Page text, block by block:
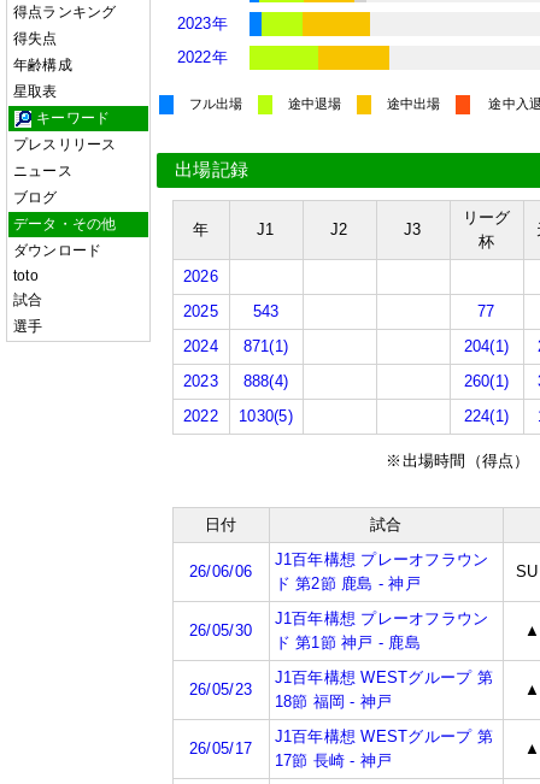
得点ランキング
得失点
年齢構成
星取表
キーワード
プレスリリース
ニュース
ブログ
データ・その他
ダウンロード
toto
試合
選手
2023年
2022年
フル出場 途中退場 途中出場 途中入
出場記録
年 J1 J2 J3
リーグ
杯
2026
2025
543
77
2024
871(1) 204(1)
2023
888(4) 260(1)
2022
1030(5) 224(1)
※出場時間（得点）
日付 試合
26/06/06
J1百年構想 プレーオフラウン
ド 第2節 鹿島 - 神戸
26/05/30
J1百年構想 プレーオフラウン
ド 第1節 神戸 - 鹿島
▲
26/05/23
J1百年構想 WESTグループ 第
18節 福岡 - 神戸
▲
26/05/17
J1百年構想 WESTグループ 第
17節 長崎 - 神戸
▲